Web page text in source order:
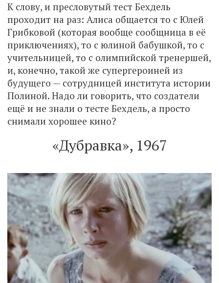
К слову, и пресловутый тест Бехдель
проходит на раз: Алиса общается то с Юлей
Грибковой (которая вообще сообщница в её
приключениях), то с юлиной бабушкой, то с
учительницей, то с олимпийской тренершей,
и, конечно, такой же супергероиней из
будущего — сотрудницей института истории
Полиной. Надо ли говорить, что создатели
ещё и не знали о тесте Бехдель, а просто
снимали хорошее кино?
«Дубравка», 1967